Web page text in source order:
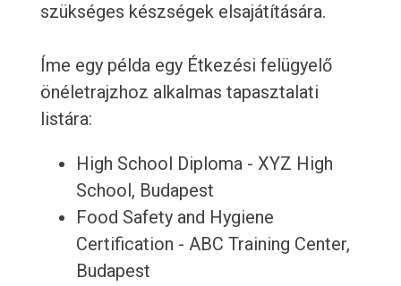
szükséges készségek elsajátítására.
Íme egy példa egy Étkezési felügyelő
önéletrajzhoz alkalmas tapasztalati
listára:
High School Diploma - XYZ High
School, Budapest
Food Safety and Hygiene
Certification - ABC Training Center,
Budapest